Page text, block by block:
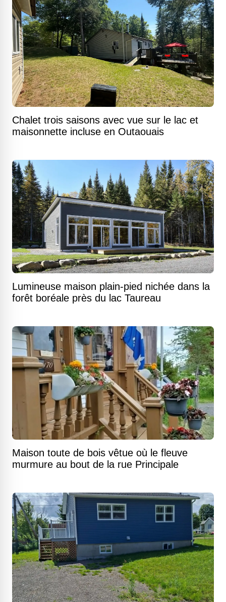
Chalet trois saisons avec vue sur le lac et
maisonnette incluse en Outaouais
Lumineuse maison plain-pied nichée dans la
forêt boréale près du lac Taureau
Maison toute de bois vêtue où le fleuve
murmure au bout de la rue Principale